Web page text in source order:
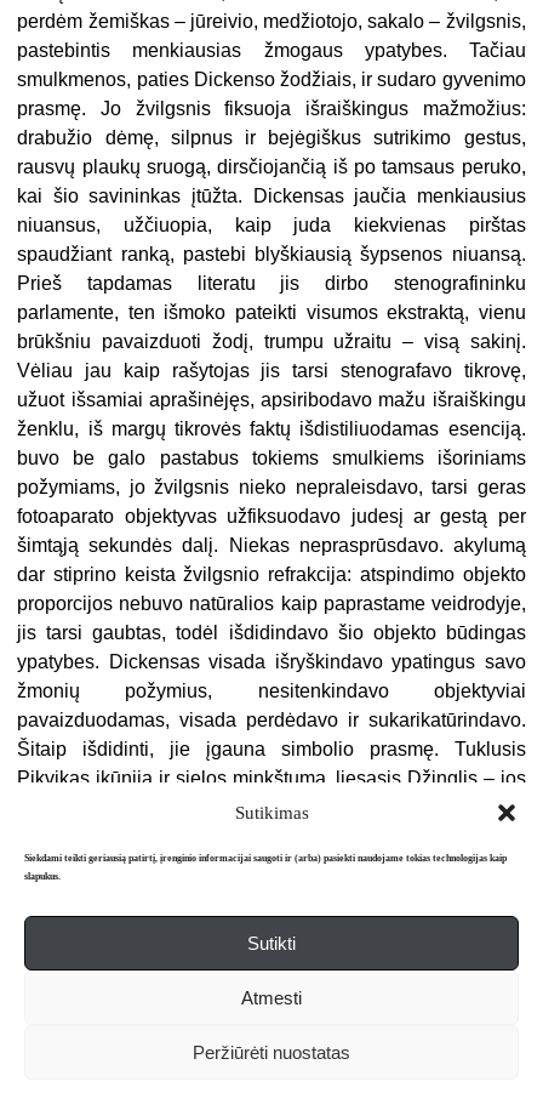
Sutikimas
Siekdami teikti geriausią patirtį, įrenginio informacijai saugoti ir (arba) pasiekti naudojame tokias technologijas kaip
slapukus.
Sutikti
Atmesti
Peržiūrėti nuostatas
perdėm žemiškas – jūreivio, medžiotojo, sakalo – žvilgsnis,
pastebintis menkiausias žmogaus ypatybes. Tačiau
smulkmenos, paties Dickenso žodžiais, ir sudaro gyvenimo
prasmę. Jo žvilgsnis fiksuoja išraiškingus mažmožius:
drabužio dėmę, silpnus ir bejėgiškus sutrikimo gestus,
rausvų plaukų sruogą, dirsčiojančią iš po tamsaus peruko,
kai šio savininkas įtūžta. Dickensas jaučia menkiausius
niuansus, užčiuopia, kaip juda kiekvienas pirštas
spaudžiant ranką, pastebi blyškiausią šypsenos niuansą.
Prieš tapdamas literatu jis dirbo stenografininku
parlamente, ten išmoko pateikti visumos ekstraktą, vienu
brūkšniu pavaizduoti žodį, trumpu užraitu – visą sakinį.
Vėliau jau kaip rašytojas jis tarsi stenografavo tikrovę,
užuot išsamiai aprašinėjęs, apsiribodavo mažu išraiškingu
ženklu, iš margų tikrovės faktų išdistiliuodamas esenciją.
buvo be galo pastabus tokiems smulkiems išoriniams
požymiams, jo žvilgsnis nieko nepraleisdavo, tarsi geras
fotoaparato objektyvas užfiksuodavo judesį ar gestą per
šimtąją sekundės dalį. Niekas neprasprūsdavo. akylumą
dar stiprino keista žvilgsnio refrakcija: atspindimo objekto
proporcijos nebuvo natūralios kaip paprastame veidrodyje,
jis tarsi gaubtas, todėl išdidindavo šio objekto būdingas
ypatybes. Dickensas visada išryškindavo ypatingus savo
žmonių požymius, nesitenkindavo objektyviai
pavaizduodamas, visada perdėdavo ir sukarikatūrindavo.
Šitaip išdidinti, jie įgauna simbolio prasmę. Tuklusis
Pikvikas įkūnija ir sielos minkštumą, liesasis Džinglis – jos
įdiržimą, piktas personažas tampa šėtonu, geras – tikra
perdeda, tačiau siekia ne didingumo, o humoro. Tokį
išdykumas, kiek nuostabi jo regos ypatybė, be galo akylas
žvilgsnis geba visus reiškinius atspindėti, iškraipyti, juos
sieloje, geniali savotiška jo optika. Dickensas niekada